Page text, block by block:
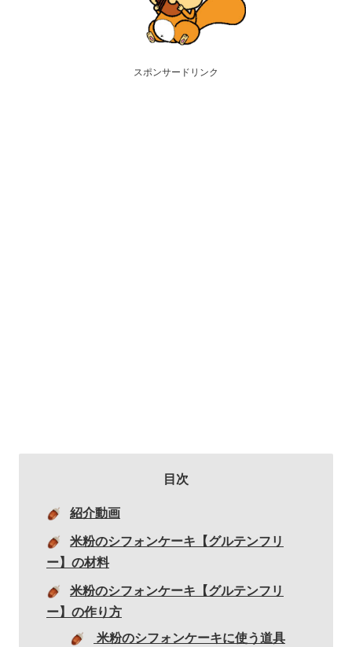
スポンサードリンク
目次
紹介動画
米粉のシフォンケーキ【グルテンフリ
ー】の材料
米粉のシフォンケーキ【グルテンフリ
ー】の作り方
米粉のシフォンケーキに使う道具